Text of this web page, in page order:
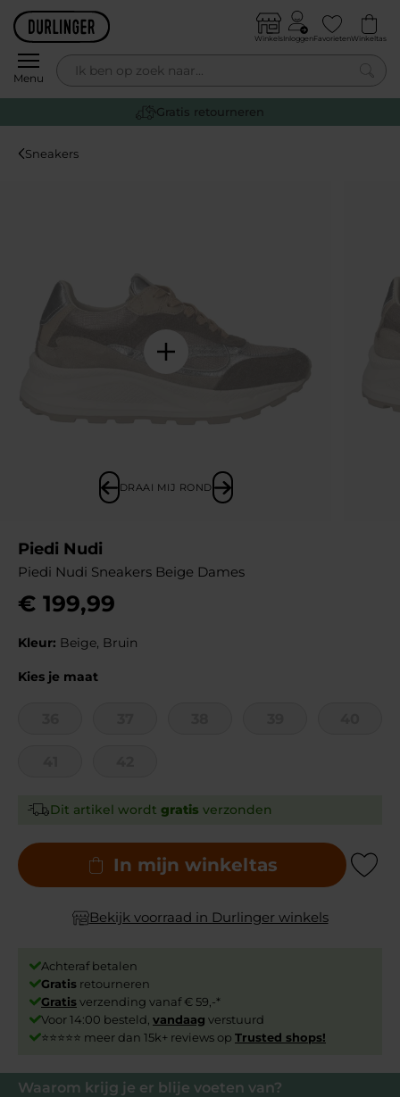
Skip to content
Menu
WinkelsInloggenFavorietenWinkeltas
0
Gratis retourneren
Sneakers
DRAAI MIJ ROND
Waarom krijg je er blije voeten van?
Piedi Nudi
Piedi Nudi Sneakers Beige Dames
€ 199,99
Kleur: Beige, Bruin
Kies je maat
Dit artikel wordt gratis verzonden
In mijn winkeltas Add to
Bekijk voorraad in Durlinger winkels
Achteraf betalen
Gratis retourneren
Gratisverzending vanaf € 59,-*
Voor 14:00 besteld, vandaag verstuurd
⭐⭐⭐⭐⭐ meer dan 15k+ reviews op Trusted shops!